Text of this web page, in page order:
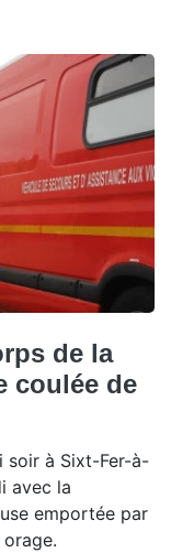
de la
coulée de
soir à Sixt-Fer-à-
avec la
emportée par